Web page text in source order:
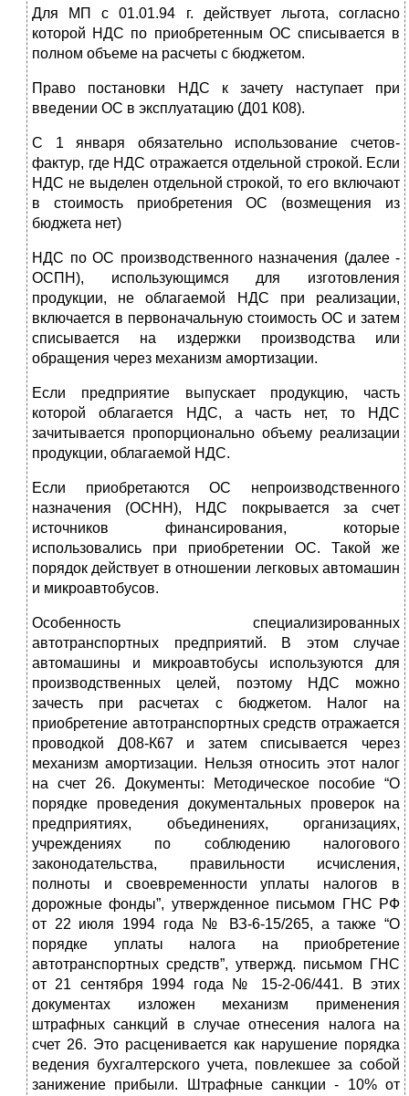
Для МП с 01.01.94 г. действует льгота, согласно
которой НДС по приобретенным ОС списывается в
полном объеме на расчеты с бюджетом.
Право постановки НДС к зачету наступает при
введении ОС в эксплуатацию (Д01 К08).
С 1 января обязательно использование счетов-
фактур, где НДС отражается отдельной строкой. Если
НДС не выделен отдельной строкой, то его включают
в стоимость приобретения ОС (возмещения из
бюджета нет)
НДС по ОС производственного назначения (далее -
ОСПН), использующимся для изготовления
продукции, не облагаемой НДС при реализации,
включается в первоначальную стоимость ОС и затем
списывается на издержки производства или
обращения через механизм амортизации.
Если предприятие выпускает продукцию, часть
которой облагается НДС, а часть нет, то НДС
зачитывается пропорционально объему реализации
продукции, облагаемой НДС.
Если приобретаются ОС непроизводственного
назначения (ОСНН), НДС покрывается за счет
источников финансирования, которые
использовались при приобретении ОС. Такой же
порядок действует в отношении легковых автомашин
и микроавтобусов.
Особенность специализированных
автотранспортных предприятий. В этом случае
автомашины и микроавтобусы используются для
производственных целей, поэтому НДС можно
зачесть при расчетах с бюджетом. Налог на
приобретение автотранспортных средств отражается
проводкой Д08-К67 и затем списывается через
механизм амортизации. Нельзя относить этот налог
на счет 26. Документы: Методическое пособие “О
порядке проведения документальных проверок на
предприятиях, объединениях, организациях,
учреждениях по соблюдению налогового
законодательства, правильности исчисления,
полноты и своевременности уплаты налогов в
дорожные фонды”, утвержденное письмом ГНС РФ
от 22 июля 1994 года № ВЗ-6-15/265, а также “О
порядке уплаты налога на приобретение
автотранспортных средств”, утвержд. письмом ГНС
от 21 сентября 1994 года № 15-2-06/441. В этих
документах изложен механизм применения
штрафных санкций в случае отнесения налога на
счет 26. Это расценивается как нарушение порядка
ведения бухгалтерского учета, повлекшее за собой
занижение прибыли. Штрафные санкции - 10% от